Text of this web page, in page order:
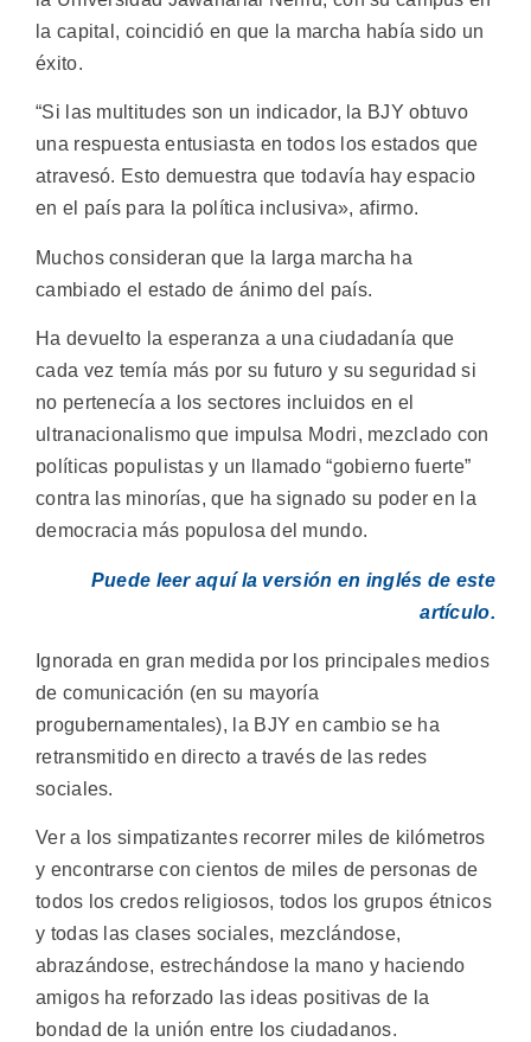
la capital, coincidió en que la marcha había sido un
éxito.
“Si las multitudes son un indicador, la BJY obtuvo
una respuesta entusiasta en todos los estados que
atravesó. Esto demuestra que todavía hay espacio
en el país para la política inclusiva», afirmo.
Muchos consideran que la larga marcha ha
cambiado el estado de ánimo del país.
Ha devuelto la esperanza a una ciudadanía que
cada vez temía más por su futuro y su seguridad si
no pertenecía a los sectores incluidos en el
ultranacionalismo que impulsa Modri, mezclado con
políticas populistas y un llamado “gobierno fuerte”
contra las minorías, que ha signado su poder en la
democracia más populosa del mundo.
Puede leer aquí la versión en inglés de este
artículo.
Ignorada en gran medida por los principales medios
de comunicación (en su mayoría
progubernamentales), la BJY en cambio se ha
retransmitido en directo a través de las redes
sociales.
Ver a los simpatizantes recorrer miles de kilómetros
y encontrarse con cientos de miles de personas de
todos los credos religiosos, todos los grupos étnicos
y todas las clases sociales, mezclándose,
abrazándose, estrechándose la mano y haciendo
amigos ha reforzado las ideas positivas de la
bondad de la unión entre los ciudadanos.